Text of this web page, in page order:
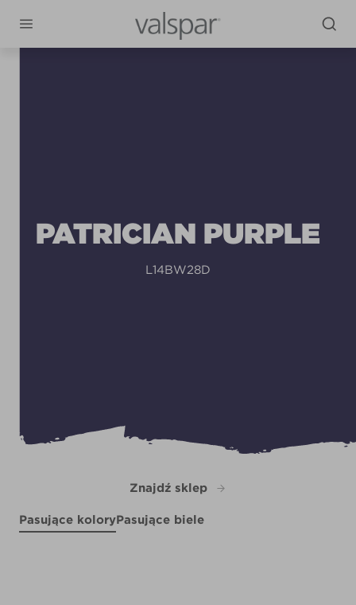
PATRICIAN PURPLE
L14BW28D
Znajdź sklep
Pasujące koloryPasujące biele